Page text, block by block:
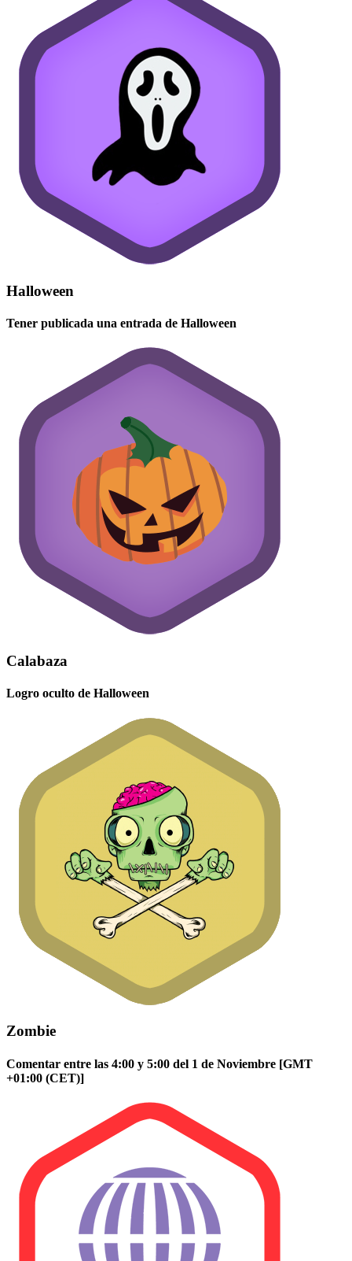
Halloween
Tener publicada una entrada de Halloween
Calabaza
Logro oculto de Halloween
Zombie
Comentar entre las 4:00 y 5:00 del 1 de Noviembre [GMT
+01:00 (CET)]